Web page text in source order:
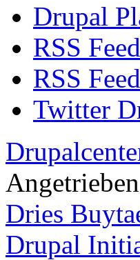
Drupal
RSS
RSS
Twitter
Dries
Drupal